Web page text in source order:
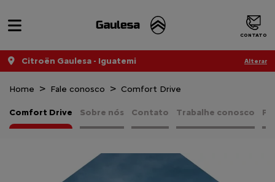
CONTATO
Citroën Gaulesa - Iguatemi Alterar
Home Fale conosco Comfort Drive
Sobre nós Contato
Comfort Drive Trabalhe conosco